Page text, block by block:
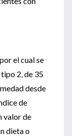
el cual se
2, de 35
desde
de
valor de
dieta o